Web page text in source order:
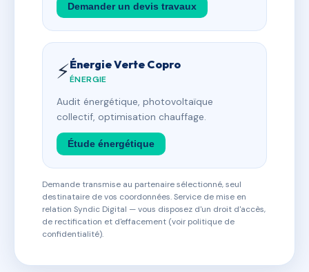
Demander un devis travaux
⚡Énergie Verte Copro
ÉNERGIE
Audit énergétique, photovoltaïque
collectif, optimisation chauffage.
Étude énergétique
Demande transmise au partenaire sélectionné, seul
destinataire de vos coordonnées. Service de mise en
relation Syndic Digital — vous disposez d'un droit d'accès,
de rectification et d'effacement (voir politique de
confidentialité).